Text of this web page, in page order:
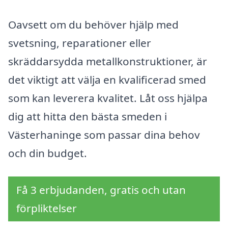
Oavsett om du behöver hjälp med
svetsning, reparationer eller
skräddarsydda metallkonstruktioner, är
det viktigt att välja en kvalificerad smed
som kan leverera kvalitet. Låt oss hjälpa
dig att hitta den bästa smeden i
Västerhaninge som passar dina behov
och din budget.
Få 3 erbjudanden, gratis och utan
förpliktelser